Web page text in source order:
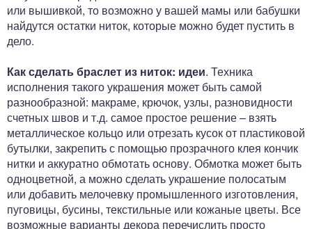
или вышивкой, то возможно у вашей мамы или бабушки
найдутся остатки ниток, которые можно будет пустить в
дело.
Как сделать браслет из ниток: идеи. Техника
исполнения такого украшения может быть самой
разнообразной: макраме, крючок, узлы, разновидности
счетных швов и т.д. самое простое решение – взять
металлическое кольцо или отрезать кусок от пластиковой
бутылки, закрепить с помощью прозрачного клея кончик
нитки и аккуратно обмотать основу. Обмотка может быть
одноцветной, а можно сделать украшение полосатым
или добавить мелочевку промышленного изготовления,
пуговицы, бусины, текстильные или кожаные цветы. Все
возможные варианты декора перечислить просто